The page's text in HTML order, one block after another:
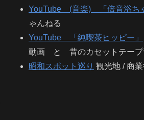
YouTube (音楽) 「倍音浴ち
ゃんねる
YouTube 「純喫茶ヒッピー」
動画 と 昔のカセットテープ
昭和スポット巡り 観光地 / 商